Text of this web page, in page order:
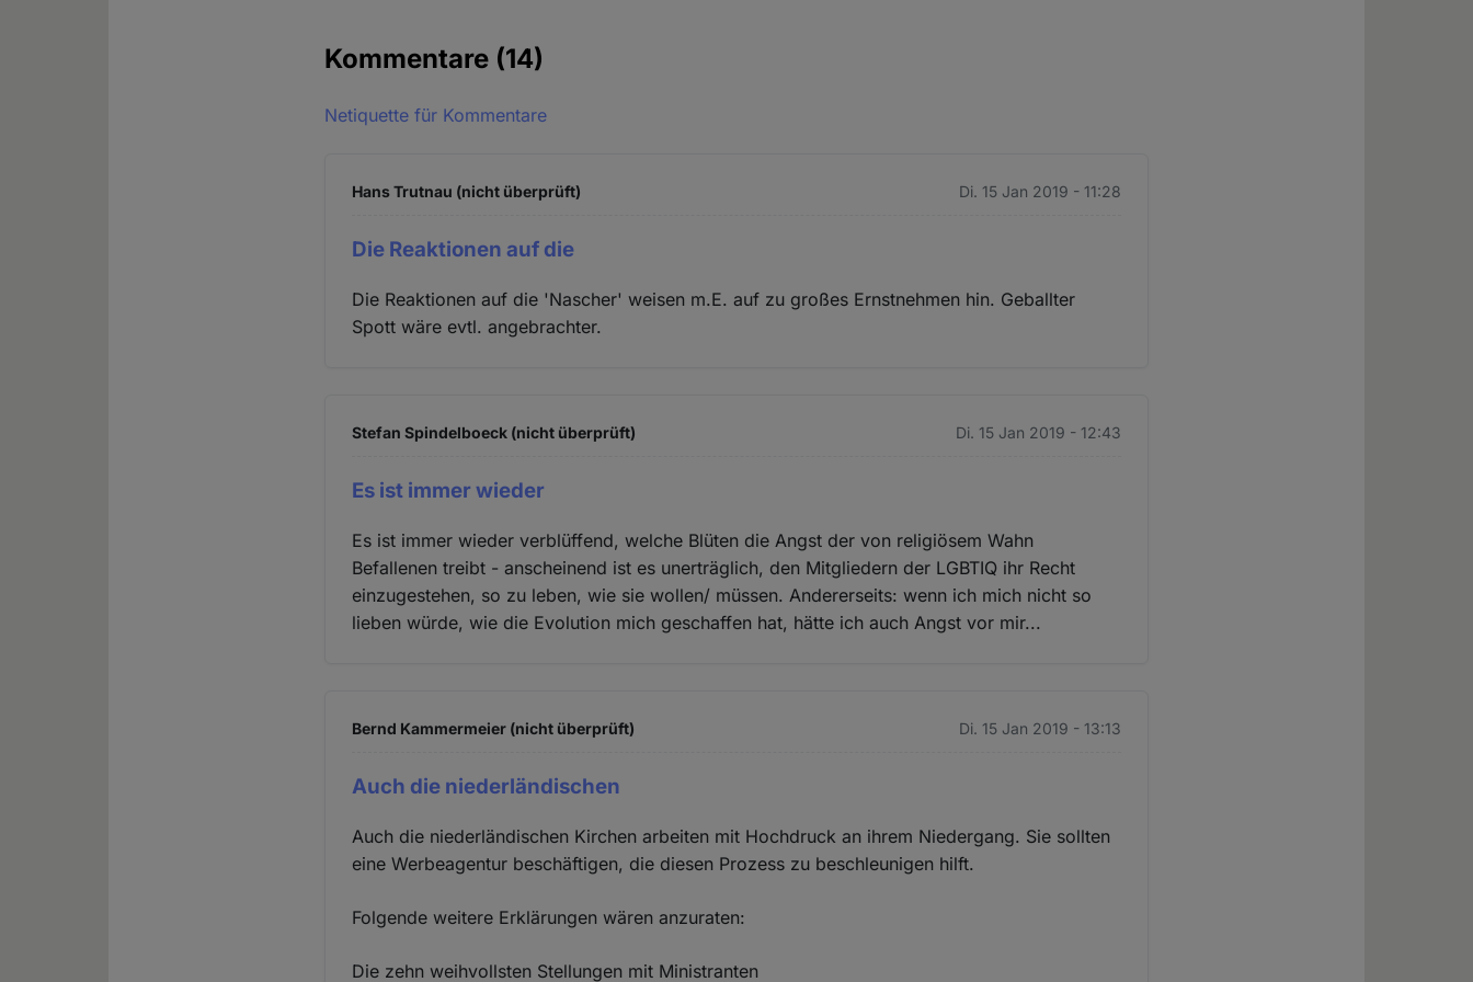
Kommentare (14)
Netiquette für Kommentare
Hans Trutnau (nicht überprüft) Di. 15 Jan 2019 - 11:28
Die Reaktionen auf die
Die Reaktionen auf die 'Nascher' weisen m.E. auf zu großes Ernstnehmen hin. Geballter
Spott wäre evtl. angebrachter.
Stefan Spindelboeck (nicht überprüft) Di. 15 Jan 2019 - 12:43
Es ist immer wieder
Es ist immer wieder verblüffend, welche Blüten die Angst der von religiösem Wahn
Befallenen treibt - anscheinend ist es unerträglich, den Mitgliedern der LGBTIQ ihr Recht
einzugestehen, so zu leben, wie sie wollen/ müssen. Andererseits: wenn ich mich nicht so
lieben würde, wie die Evolution mich geschaffen hat, hätte ich auch Angst vor mir...
Bernd Kammermeier (nicht überprüft) Di. 15 Jan 2019 - 13:13
Auch die niederländischen
Auch die niederländischen Kirchen arbeiten mit Hochdruck an ihrem Niedergang. Sie sollten
eine Werbeagentur beschäftigen, die diesen Prozess zu beschleunigen hilft.
Folgende weitere Erklärungen wären anzuraten:
Die zehn weihvollsten Stellungen mit Ministranten